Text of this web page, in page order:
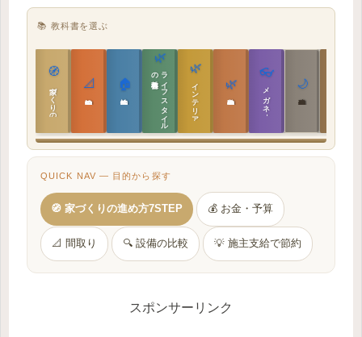
📚 教科書を選ぶ
🧭
家づくりの教科書 📐
実施設計の教科書
🏠
性能設計の教科書
🌿
ラ
イ
フ
ス
タ
イ
ル
の
教科書 🌿
インテリア設計 🌿
敷地設計の教科書
👓
メガネ｜転職 🌙
建築思想の教科書
QUICK NAV — 目的から探す
🧭 家づくりの進め方7STEP 💰 お金・予算
📐 間取り 🔍 設備の比較 💡 施主支給で節約
スポンサーリンク